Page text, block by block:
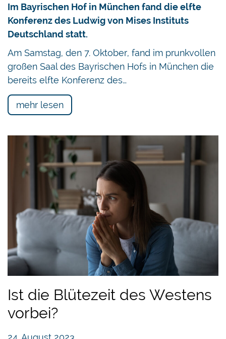
Im Bayrischen Hof in München fand die elfte
Konferenz des Ludwig von Mises Instituts
Deutschland statt.
Am Samstag, den 7. Oktober, fand im prunkvollen
großen Saal des Bayrischen Hofs in München die
bereits elfte Konferenz des…
mehr lesen
Ist die Blütezeit des Westens
vorbei?